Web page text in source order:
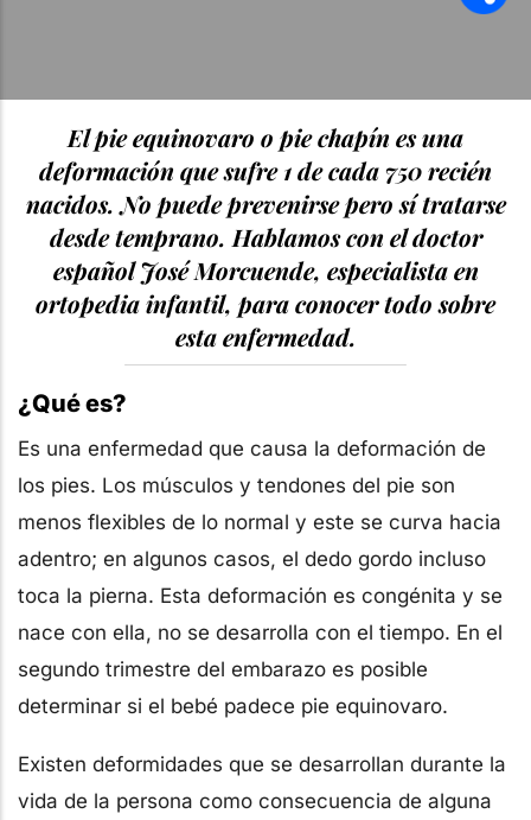
El pie equinovaro o pie chapín es una
deformación que sufre 1 de cada 750 recién
nacidos. No puede prevenirse pero sí tratarse
desde temprano. Hablamos con el doctor
español José Morcuende, especialista en
ortopedia infantil, para conocer todo sobre
esta enfermedad.
¿Qué es?
Es una enfermedad que causa la deformación de
los pies. Los músculos y tendones del pie son
menos flexibles de lo normal y este se curva hacia
adentro; en algunos casos, el dedo gordo incluso
toca la pierna. Esta deformación es congénita y se
nace con ella, no se desarrolla con el tiempo. En el
segundo trimestre del embarazo es posible
determinar si el bebé padece pie equinovaro.
Existen deformidades que se desarrollan durante la
vida de la persona como consecuencia de alguna